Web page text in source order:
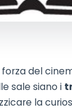
forza del
sale siano i
la